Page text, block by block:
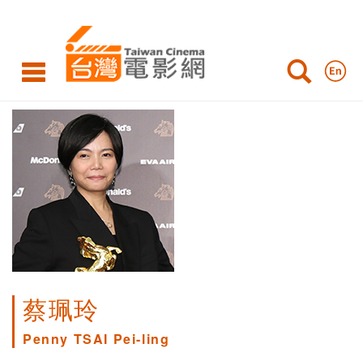
蔡珮玲
Penny TSAI Pei-ling